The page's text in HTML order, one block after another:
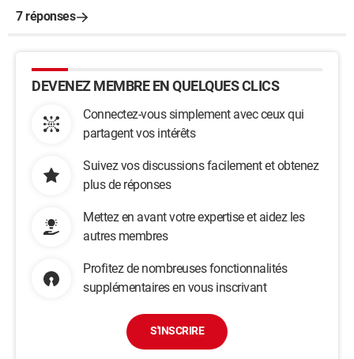
7 réponses
DEVENEZ MEMBRE EN QUELQUES CLICS
Connectez-vous simplement avec ceux qui
partagent vos intérêts
Suivez vos discussions facilement et obtenez
plus de réponses
Mettez en avant votre expertise et aidez les
autres membres
Profitez de nombreuses fonctionnalités
supplémentaires en vous inscrivant
S'INSCRIRE